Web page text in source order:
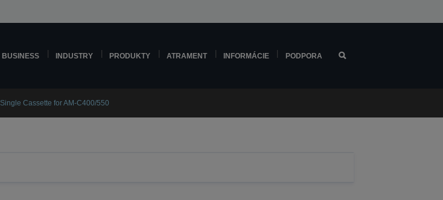
BUSINESS INDUSTRY PRODUKTY ATRAMENT INFORMÁCIE PODPORA
Single Cassette for AM-C400/550